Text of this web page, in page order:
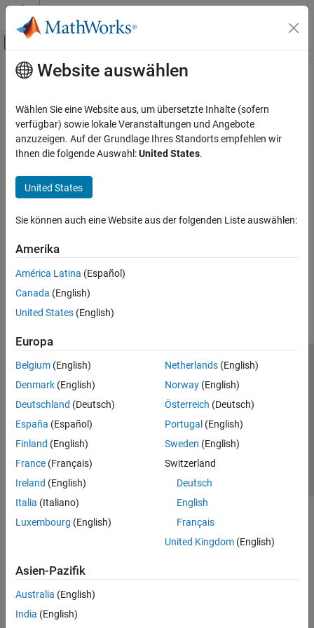
Weiter zum Inhalt
Umschaltung für Off-Canvas-
Startseite der Dokumentation
Hauptinhalt
How useful was this information?
Website auswählen
Wählen Sie eine Website aus, um übersetzte Inhalte (sofern
verfügbar) sowie lokale Veranstaltungen und Angebote
anzuzeigen. Auf der Grundlage Ihres Standorts empfehlen wir
Ihnen die folgende Auswahl:United States.
United States
Sie können auch eine Website aus der folgenden Liste auswählen:
Amerika
América Latina (Español)
Canada (English)
United States (English)
Europa
Belgium (English)
Denmark (English)
Deutschland (Deutsch)
España (Español)
Finland (English)
France (Français)
Ireland (English)
Italia (Italiano)
Luxembourg (English)
Netherlands(English)
Norway(English)
Österreich (Deutsch)
Portugal (English)
Sweden (English)
Switzerland
Deutsch
English
Français
United Kingdom(English)
Asien-Pazifik
Australia (English)
India (English)
Trust Center
Datenschutz-Richtlinien
Datendiebstahl verhindern
Status von Anwendungen
© 1994-2026 The MathWorks, Inc.
Website auswählen
Deutschland